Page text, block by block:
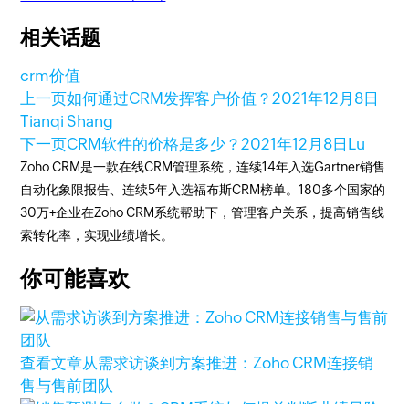
相关话题
crm价值
上一页如何通过CRM发挥客户价值？ 2021年12月8日
Tianqi Shang
下一页CRM软件的价格是多少？ 2021年12月8日 Lu
Zoho CRM是一款在线CRM管理系统，连续14年入选Gartner销售
自动化象限报告、连续5年入选福布斯CRM榜单。180多个国家的
30万+企业在Zoho CRM系统帮助下，管理客户关系，提高销售线
索转化率，实现业绩增长。
你可能喜欢
查看文章从需求访谈到方案推进：Zoho CRM连接销
售与售前团队